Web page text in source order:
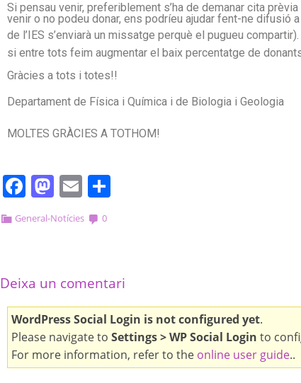
Si pensau venir, preferiblement s’ha de demanar cita
venir o no podeu donar, ens podríeu ajudar fent-ne
de l’IES s’enviarà un missatge perquè el pugueu
si entre tots feim augmentar el baix percentatge de
Gràcies a tots i totes!!
Departament de Física i Química i de Biologia i Geologia
MOLTES GRÀCIES A TOTHOM!
Facebook
Mastodon
Email
General-Notícies 0
Deixa un comentari
WordPress Social Login is not configured yet.
Please navigate to Settings > WP Social Login to
For more information, refer to the online user guide..